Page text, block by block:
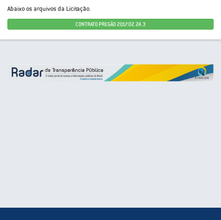
Abaixo os arquivos da Licitação.
CONTRATO PREGÃO 2017.02.24.3